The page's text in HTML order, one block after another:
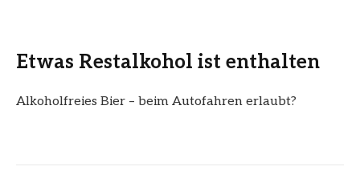
Etwas Restalkohol ist enthalten
Alkoholfreies Bier – beim Autofahren erlaubt?